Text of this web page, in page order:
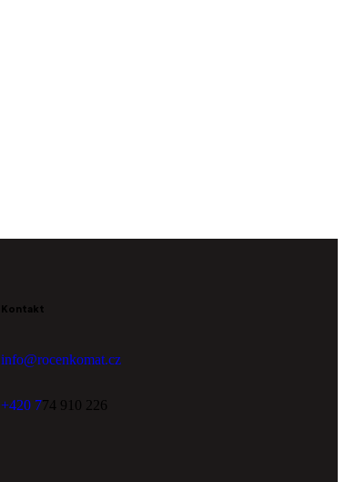
Kontakt
info@rocenkomat.cz
+420 774 910 226